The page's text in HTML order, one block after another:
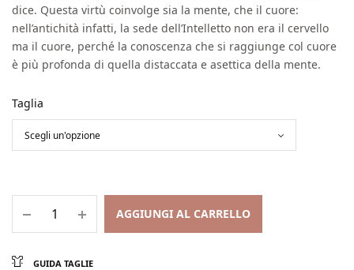
dice. Questa virtù coinvolge sia la mente, che il cuore:
nell’antichità infatti, la sede dell’Intelletto non era il cervello
ma il cuore, perché la conoscenza che si raggiunge col cuore
è più profonda di quella distaccata e asettica della mente.
Taglia
AGGIUNGI AL CARRELLO
GUIDA TAGLIE